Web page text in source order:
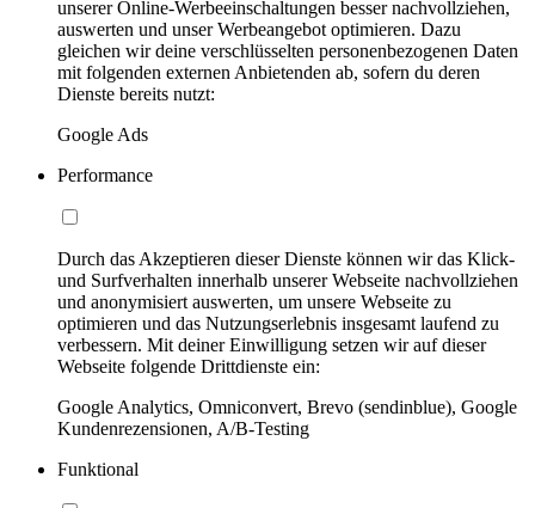
unserer Online-Werbeeinschaltungen besser nachvollziehen,
auswerten und unser Werbeangebot optimieren. Dazu
gleichen wir deine verschlüsselten personenbezogenen Daten
mit folgenden externen Anbietenden ab, sofern du deren
Dienste bereits nutzt:
Google Ads
Performance
Durch das Akzeptieren dieser Dienste können wir das Klick-
und Surfverhalten innerhalb unserer Webseite nachvollziehen
und anonymisiert auswerten, um unsere Webseite zu
optimieren und das Nutzungserlebnis insgesamt laufend zu
verbessern. Mit deiner Einwilligung setzen wir auf dieser
Webseite folgende Drittdienste ein:
Google Analytics, Omniconvert, Brevo (sendinblue), Google
Kundenrezensionen, A/B-Testing
Funktional